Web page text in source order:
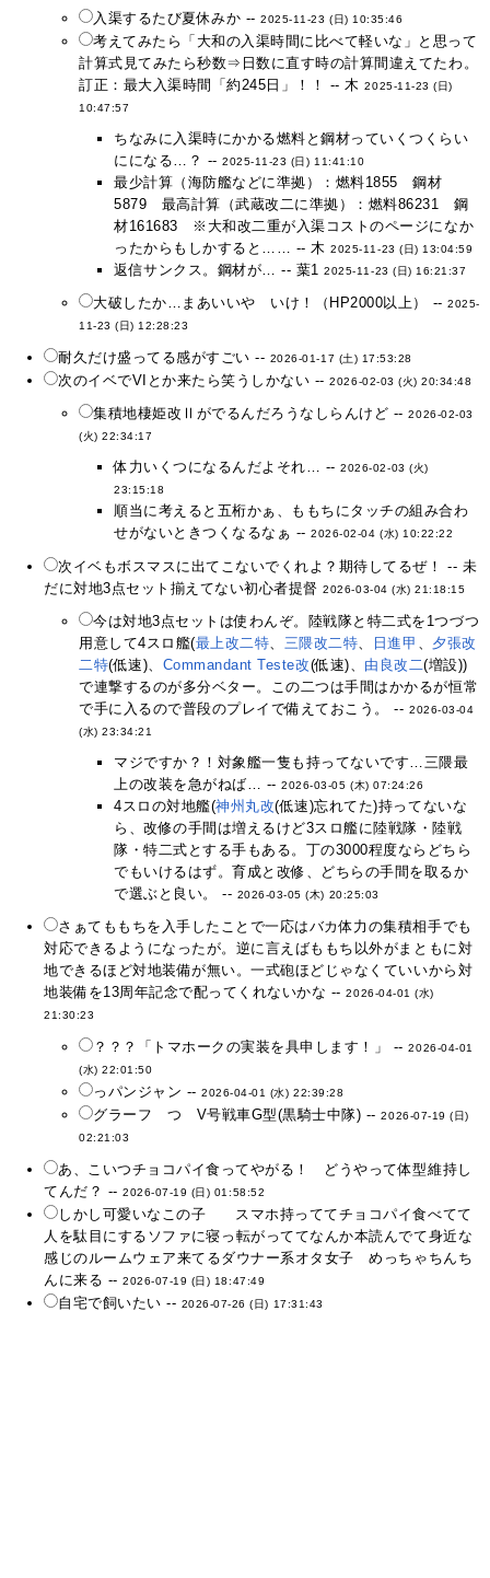
入渠するたび夏休みか --2025-11-23 (日) 10:35:46
考えてみたら「大和の入渠時間に比べて軽いな」と思って
計算式見てみたら秒数⇒日数に直す時の計算間違えてたわ。
訂正：最大入渠時間「約245日」！！ -- 木2025-11-23 (日)
10:47:57
ちなみに入渠時にかかる燃料と鋼材っていくつくらい
にになる…？ --2025-11-23 (日) 11:41:10
最少計算（海防艦などに準拠）：燃料1855 鋼材
5879 最高計算（武蔵改二に準拠）：燃料86231 鋼
材161683 ※大和改二重が入渠コストのページになか
ったからもしかすると…… -- 木2025-11-23 (日) 13:04:59
返信サンクス。鋼材が… -- 葉12025-11-23 (日) 16:21:37
大破したか…まあいいや いけ！（HP2000以上） --2025-
11-23 (日) 12:28:23
耐久だけ盛ってる感がすごい -- 2026-01-17 (土) 17:53:28
次のイベでVIとか来たら笑うしかない --2026-02-03 (火) 20:34:48
集積地棲姫改Ⅱがでるんだろうなしらんけど --2026-02-03
(火) 22:34:17
体力いくつになるんだよそれ… --2026-02-03 (火)
23:15:18
順当に考えると五桁かぁ、ももちにタッチの組み合わ
せがないときつくなるなぁ --2026-02-04 (水) 10:22:22
次イベもボスマスに出てこないでくれよ？期待してるぜ！ -- 未
だに対地3点セット揃えてない初心者提督2026-03-04 (水) 21:18:15
今は対地3点セットは使わんぞ。陸戦隊と特二式を1つづつ
用意して4スロ艦(最上改二特 三隈改二特 日進甲
夕張改
二特(低速)、 Commandant Teste改(低速)、 由良改二(増設))
で連撃するのが多分ベター。この二つは手間はかかるが恒常
で手に入るので普段のプレイで備えておこう。 -- 2026-03-04
(水) 23:34:21
マジですか？！対象艦一隻も持ってないです…三隈最
上の改装を急がねば… --2026-03-05 (木) 07:24:26
4スロの対地艦(神州丸改(低速)忘れてた)持ってないな
ら、改修の手間は増えるけど3スロ艦に陸戦隊・陸戦
隊・特二式とする手もある。丁の3000程度ならどちら
でもいけるはず。育成と改修、どちらの手間を取るか
で選ぶと良い。 -- 2026-03-05 (木) 20:25:03
さぁてももちを入手したことで一応はバカ体力の集積相手でも
対応できるようになったが。逆に言えばももち以外がまともに対
地できるほど対地装備が無い。一式砲ほどじゃなくていいから対
地装備を13周年記念で配ってくれないかな --2026-04-01 (水)
21:30:23
？？？「トマホークの実装を具申します！」 --2026-04-01
(水) 22:01:50
っパンジャン --2026-04-01 (水) 22:39:28
グラーフ つ V号戦車G型(黒騎士中隊) --2026-07-19 (日)
02:21:03
あ、こいつチョコパイ食ってやがる！ どうやって体型維持し
てんだ？ --2026-07-19 (日) 01:58:52
しかし可愛いなこの子 スマホ持っててチョコパイ食べてて
人を駄目にするソファに寝っ転がっててなんか本読んでて身近な
感じのルームウェア来てるダウナー系オタ女子 めっちゃちんち
んに来る --2026-07-19 (日) 18:47:49
自宅で飼いたい -- 2026-07-26 (日) 17:31:43